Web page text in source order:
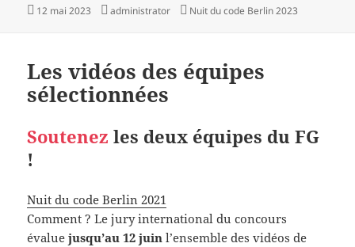
Publié
12 mai 2023 Auteur
administrator Catégories
Nuit du code Berlin 2023
Les vidéos des équipes
sélectionnées
Soutenezles deux équipes du FG
!
Nuit du code Berlin 2021
Comment ? Le jury international du concours
évaluejusqu’au 12 juinl’ensemble des vidéos de